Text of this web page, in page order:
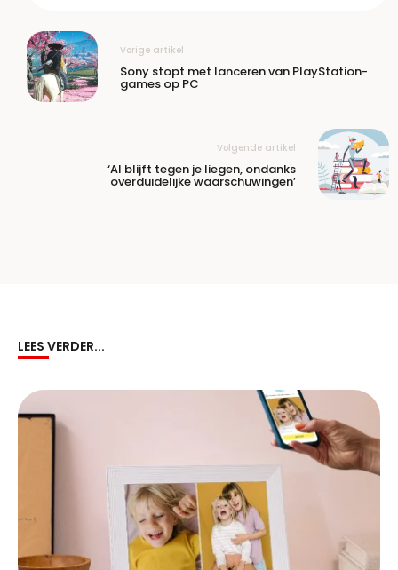
Vorige artikel
Sony stopt met lanceren van PlayStation-
games op PC
Volgende artikel
‘AI blijft tegen je liegen, ondanks
overduidelijke waarschuwingen’
LEES VERDER...